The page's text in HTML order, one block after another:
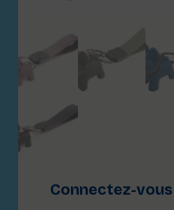
Connectez-